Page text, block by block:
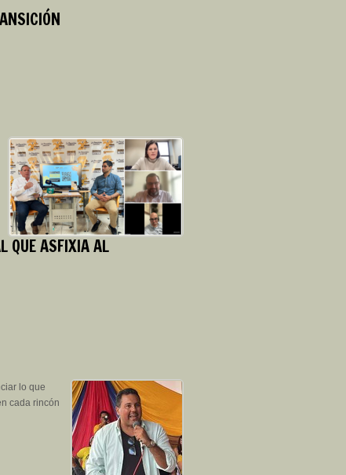
QUE ASFIXIA AL
lo que
cada rincón